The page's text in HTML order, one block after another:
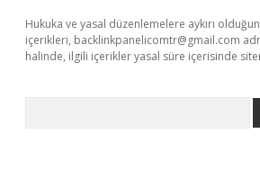
Hukuka ve yasal düzenlemelere aykırı
içerikleri, backlinkpanelicomtr@gmail.com
halinde, ilgili içerikler yasal süre içerisinde